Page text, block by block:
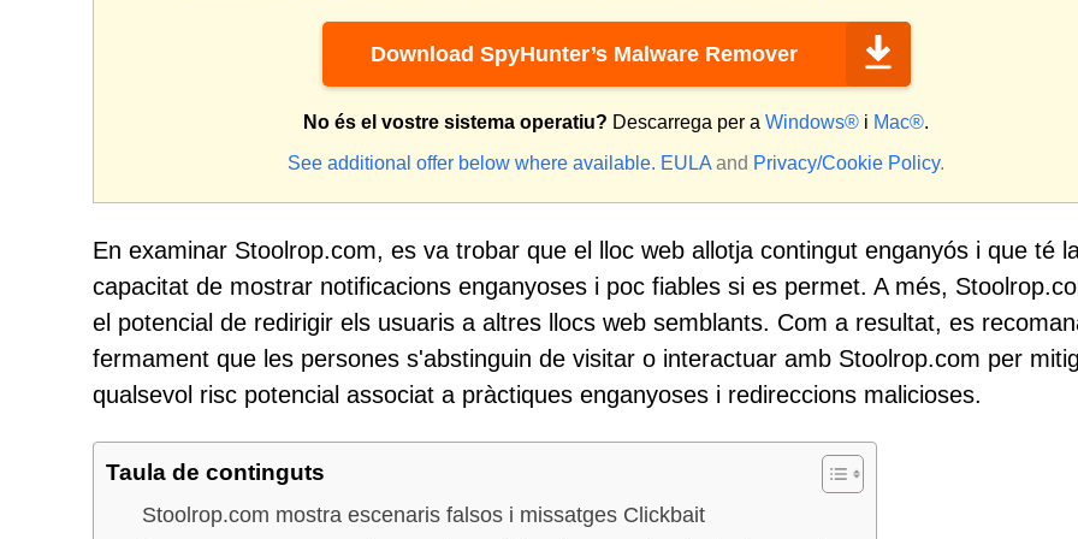
Download SpyHunter’s Malware Remover
No és el vostre sistema operatiu? Descarrega per a Windows® i Mac®.
See additional offer below where available. EULA and Privacy/Cookie Policy.
En examinar Stoolrop.com, es va trobar que el lloc web allotja contingut enganyós i que té
capacitat de mostrar notificacions enganyoses i poc fiables si es permet. A més,
el potencial de redirigir els usuaris a altres llocs web semblants. Com a resultat, es
fermament que les persones s'abstinguin de visitar o interactuar amb Stoolrop.com per
qualsevol risc potencial associat a pràctiques enganyoses i redireccions malicioses.
Taula de continguts
Stoolrop.com mostra escenaris falsos i missatges Clickbait